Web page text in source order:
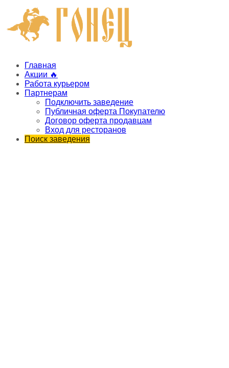
Главная
Акции 🔥
Работа курьером
Партнерам
Подключить заведение
Публичная оферта Покупателю
Договор оферта продавцам
Вход для ресторанов
Поиск заведения